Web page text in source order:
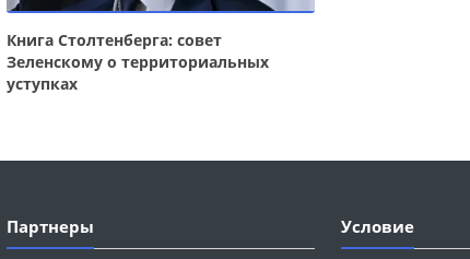
Книга Столтенберга: совет
Зеленскому о территориальных
уступках
Партнеры Условие